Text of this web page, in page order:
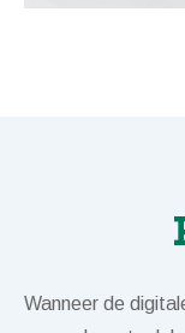
Wanneer de